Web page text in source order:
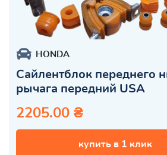
HONDA
Сайлентблок переднего
рычага передний USA
2205.00 ₴
купить в 1 клик